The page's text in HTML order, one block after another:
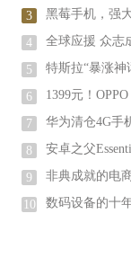
3 黑莓手机，强
4 全球应援 众志
5 特斯拉“暴涨神
6 1399元！
7 华为清仓4G手
8 安卓之父
9 非典成就的电
10 数码设备的十